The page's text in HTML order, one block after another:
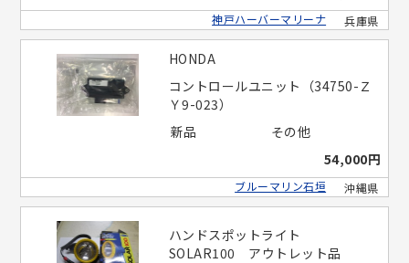
兵庫県
神戸ハーバーマリーナ
HONDA
コントロールユニット（34750-Ｚ
Ｙ9-023）
新品
その他
54,000円
沖縄県
ブルーマリン石垣
ハンドスポットライト
SOLAR100 アウトレット品